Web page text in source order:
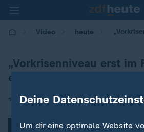
Video heute
„Vorkrisenniveau erst im
erreicht“
17.02.2022 | 17:00
Deine
Um dir eine optimale Website